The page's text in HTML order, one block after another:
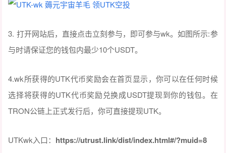
3. 打开网站后，直接点击立刻参与，即可参与wk。如图所示:参
与时请保证您的钱包内最少10个USDT。
4.wk所获得的UTK代币奖励会在首页显示，你可以在任何时候
选择将获得的UTK代币奖励兑换成USDT提现到你的钱包。在
TRON公链上正式发行后，你可直接提现UTK。
UTKwk入口： https://utrust.link/dist/index.html#/?muid=8